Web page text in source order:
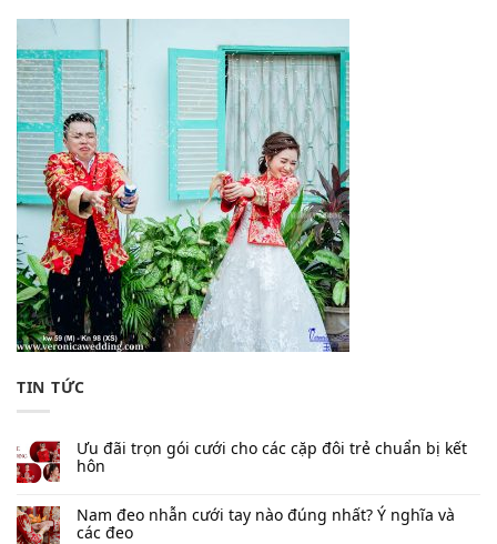
TIN TỨC
Ưu đãi trọn gói cưới cho các cặp đôi trẻ chuẩn bị kết
hôn
Nam đeo nhẫn cưới tay nào đúng nhất​? Ý nghĩa và
các đeo